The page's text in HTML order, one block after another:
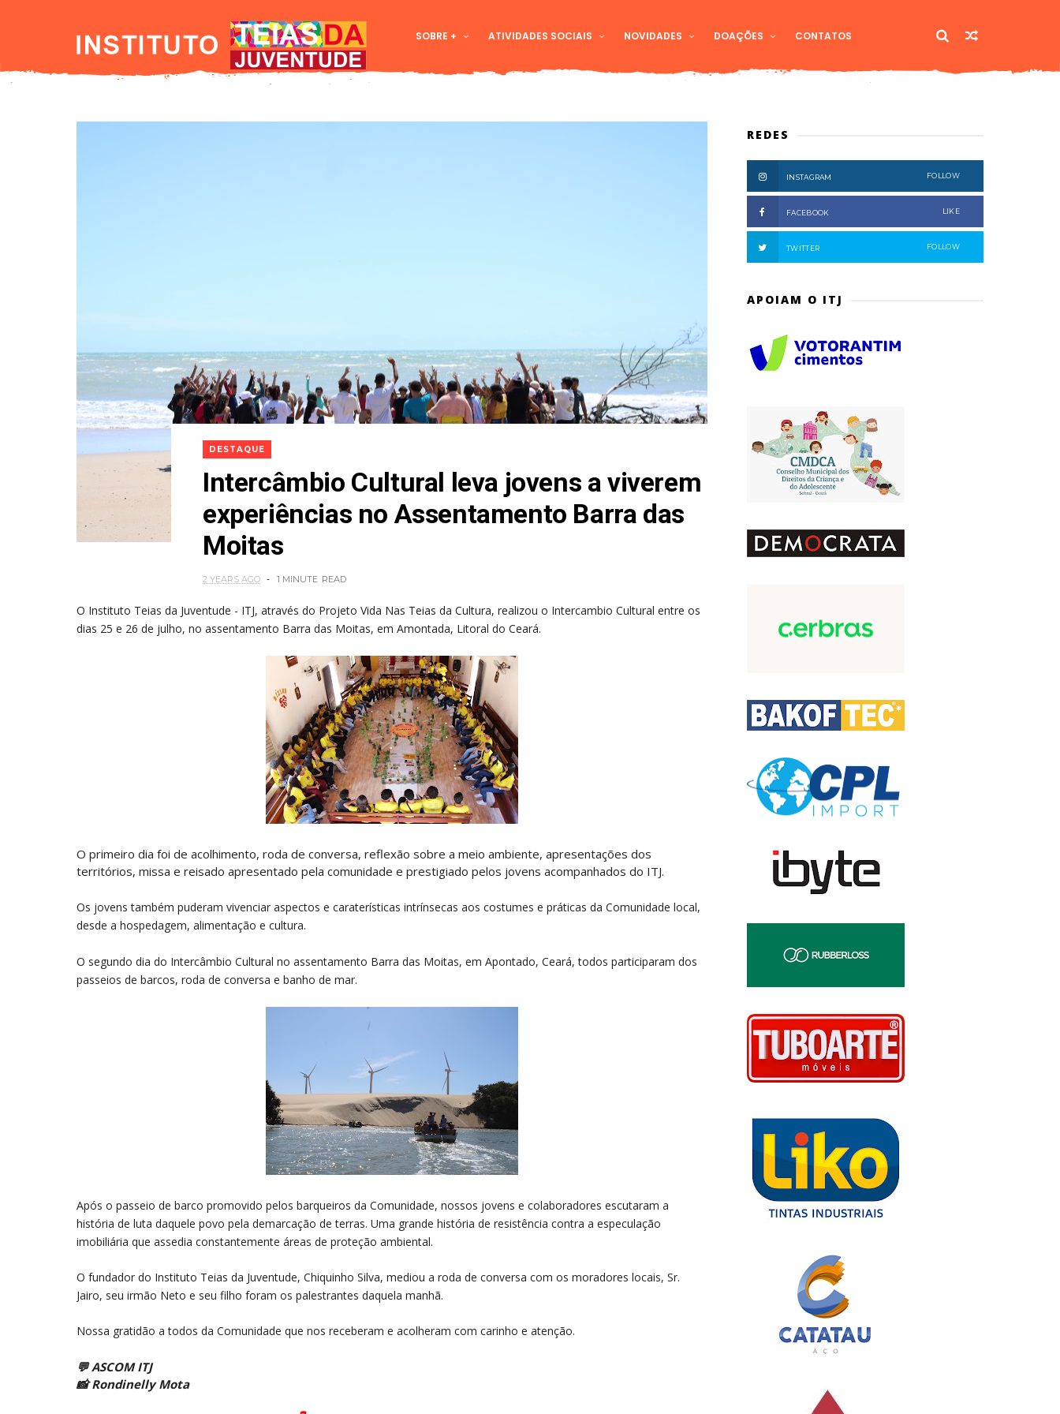
SOBRE + ATIVIDADES SOCIAIS NOVIDADES DOAÇÕES CONTATOS
DESTAQUE
Intercâmbio Cultural leva jovens a viverem
experiências no Assentamento Barra das
Moitas
2 YEARS AGO 1 MINUTE READ
O Instituto Teias da Juventude - ITJ, através do Projeto Vida Nas Teias da Cultura, realizou o Intercambio Cultural entre os
dias 25 e 26 de julho, no assentamento Barra das Moitas, em Amontada, Litoral do Ceará.
O primeiro dia foi de acolhimento, roda de conversa, reflexão sobre a meio ambiente, apresentações dos
territórios, missa e reisado apresentado pela comunidade e prestigiado pelos jovens acompanhados do ITJ.
Os jovens também puderam vivenciar aspectos e caraterísticas intrínsecas aos costumes e práticas da Comunidade local,
desde a hospedagem, alimentação e cultura.
O segundo dia do Intercâmbio Cultural no assentamento Barra das Moitas, em Apontado, Ceará, todos participaram dos
passeios de barcos, roda de conversa e banho de mar.
Após o passeio de barco promovido pelos barqueiros da Comunidade, nossos jovens e colaboradores escutaram a
história de luta daquele povo pela demarcação de terras. Uma grande história de resistência contra a especulação
imobiliária que assedia constantemente áreas de proteção ambiental.
O fundador do Instituto Teias da Juventude, Chiquinho Silva, mediou a roda de conversa com os moradores locais, Sr.
Jairo, seu irmão Neto e seu filho foram os palestrantes daquela manhã.
Nossa gratidão a todos da Comunidade que nos receberam e acolheram com carinho e atenção.
💬 ASCOM ITJ
📸 Rondinelly Mota
REDES
INSTAGRAM FOLLOW
FACEBOOK LIKE
TWITTER FOLLOW
APOIAM O ITJ